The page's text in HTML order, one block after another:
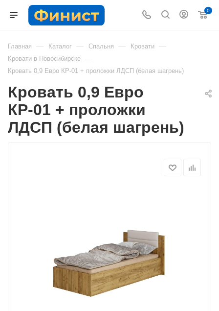
0
Главная — Каталог — Спальня — Кровати —
Кровати в Новосибирске —
Кровать 0,9 Евро КР-01 + проложки ЛДСП (белая шагрень)
Кровать 0,9 Евро
КР-01 + проложки
ЛДСП (белая шагрень)